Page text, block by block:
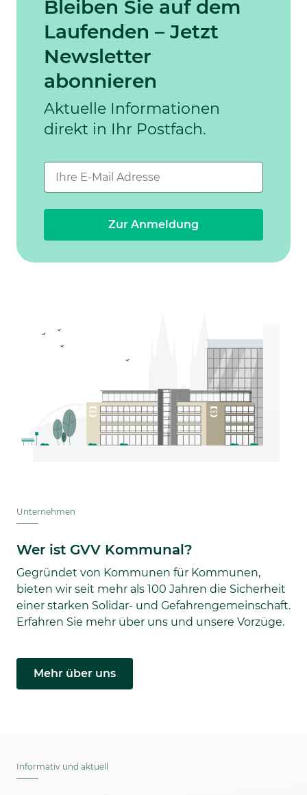
Bleiben Sie auf dem
Laufenden – Jetzt
Newsletter
abonnieren
Aktuelle Informationen
direkt in Ihr Postfach.
Zur Anmeldung
Unternehmen
Wer ist GVV Kommunal?
Gegründet von Kommunen für Kommunen,
bieten wir seit mehr als 100 Jahren die Sicherheit
einer starken Solidar- und Gefahrengemeinschaft.
Erfahren Sie mehr über uns und unsere Vorzüge.
Mehr über uns
Informativ und aktuell